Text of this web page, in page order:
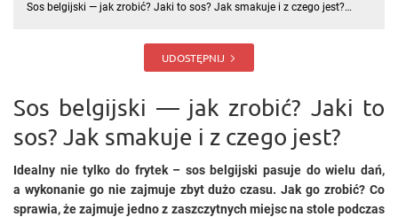
Sos belgijski — jak zrobić? Jaki to sos? Jak smakuje i z czego jest?
że zajmuje jedno z zaszczytnych miejsc na s
UDOSTĘPNIJ
Sos belgijski — jak zrobić? Jaki to
sos? Jak smakuje i z czego jest?
Idealny nie tylko do frytek – sos belgijski pasuje do wielu dań,
a wykonanie go nie zajmuje zbyt dużo czasu. Jak go zrobić? Co
sprawia, że zajmuje jedno z zaszczytnych miejsc na stole podczas